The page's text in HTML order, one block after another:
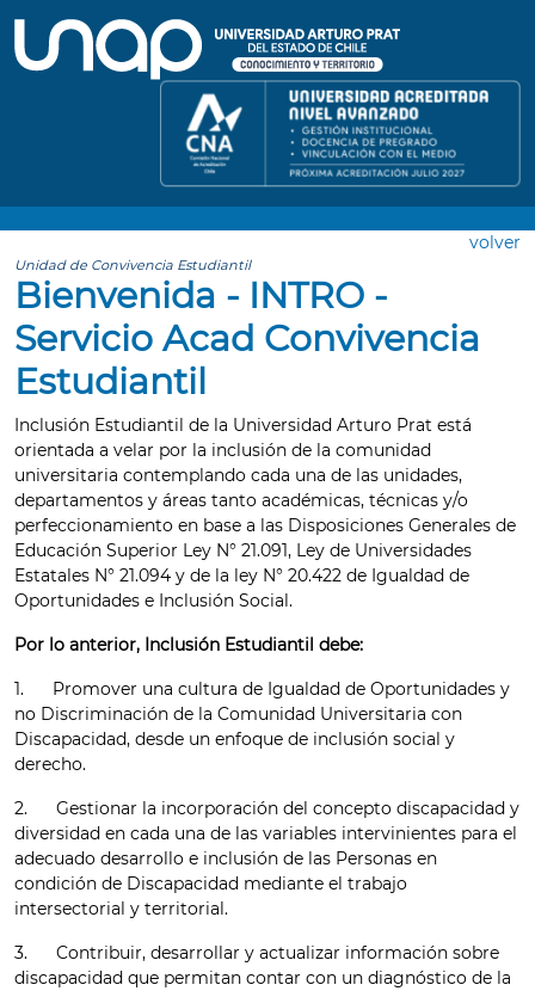
volver
Unidad de Convivencia Estudiantil
Bienvenida - INTRO -
Servicio Acad Convivencia
Estudiantil
Inclusión Estudiantil de la Universidad Arturo Prat está
orientada a velar por la inclusión de la comunidad
universitaria contemplando cada una de las unidades,
departamentos y áreas tanto académicas, técnicas y/o
perfeccionamiento en base a las Disposiciones Generales de
Educación Superior Ley N° 21.091, Ley de Universidades
Estatales N° 21.094 y de la ley N° 20.422 de Igualdad de
Oportunidades e Inclusión Social.
Por lo anterior, Inclusión Estudiantil debe:
1. Promover una cultura de Igualdad de Oportunidades y
no Discriminación de la Comunidad Universitaria con
Discapacidad, desde un enfoque de inclusión social y
derecho.
2. Gestionar la incorporación del concepto discapacidad y
diversidad en cada una de las variables intervinientes para el
adecuado desarrollo e inclusión de las Personas en
condición de Discapacidad mediante el trabajo
intersectorial y territorial.
3. Contribuir, desarrollar y actualizar información sobre
discapacidad que permitan contar con un diagnóstico de la